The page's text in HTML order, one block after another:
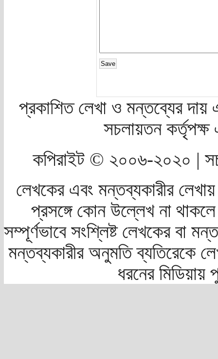
প্রকাশিত লেখা ও মন্তব্যের দায়
সচলায়তন
কপিরাইট © ২০০৬-২০২০ |
লেখকের এবং মন্তব্যকারীর
প্রসঙ্গে কোন উল্লেখ না
সম্পূর্ণভাবে সংশ্লিষ্ট লেখকের বা
মন্তব্যকারীর অনুমতি ব্যতিরেকে
ধরনের মিডিয়ায়